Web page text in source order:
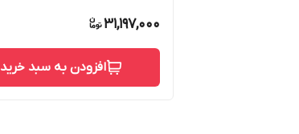
31,197,000
افزودن به سبد خرید